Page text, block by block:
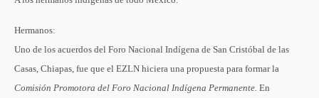
Hermanos:
Uno de los acuerdos del Foro Nacional Indígena de San Cristóbal de las
Casas, Chiapas, fue que el EZLN hiciera una propuesta para formar la
Comisión Promotora del Foro Nacional Indígena Permanente. En